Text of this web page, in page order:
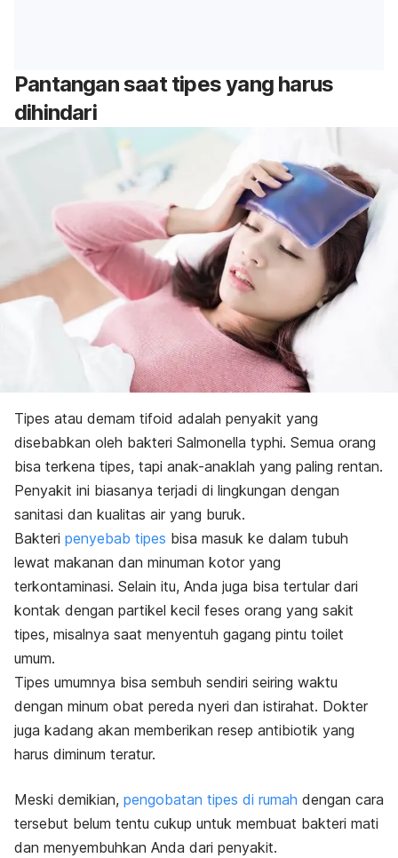
Pantangan saat tipes yang harus
dihindari
Tipes atau demam tifoid adalah penyakit yang
disebabkan oleh bakteri Salmonella typhi. Semua orang
bisa terkena tipes, tapi anak-anaklah yang paling rentan.
Penyakit ini biasanya terjadi di lingkungan dengan
sanitasi dan kualitas air yang buruk.
Bakteri penyebab tipes bisa masuk ke dalam tubuh
lewat makanan dan minuman kotor yang
terkontaminasi. Selain itu, Anda juga bisa tertular dari
kontak dengan partikel kecil feses orang yang sakit
tipes, misalnya saat menyentuh gagang pintu toilet
umum.
Tipes umumnya bisa sembuh sendiri seiring waktu
dengan minum obat pereda nyeri dan istirahat. Dokter
juga kadang akan memberikan resep antibiotik yang
harus diminum teratur.
Meski demikian, pengobatan tipes di rumah dengan cara
tersebut belum tentu cukup untuk membuat bakteri mati
dan menyembuhkan Anda dari penyakit.